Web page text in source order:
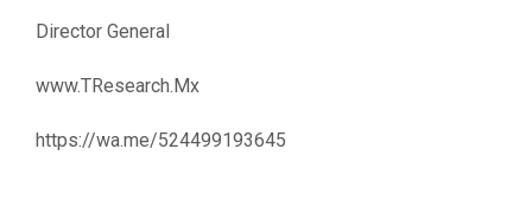
Director General
www.TResearch.Mx
https://wa.me/524499193645